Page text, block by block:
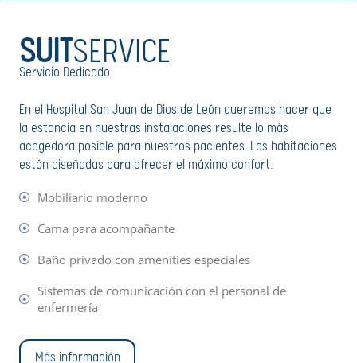
SUITSERVICE
Servicio Dedicado
En el Hospital San Juan de Dios de León queremos hacer que
la estancia en nuestras instalaciones resulte lo más
acogedora posible para nuestros pacientes. Las habitaciones
están diseñadas para ofrecer el máximo confort.
Mobiliario moderno
Cama para acompañante
Baño privado con amenities especiales
Sistemas de comunicación con el personal de
enfermería
Más información